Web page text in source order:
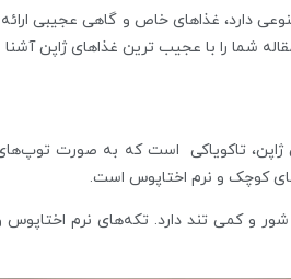
دارد، غذاهای خاص و گاهی عجیبی
شما را با عجیب ترین غذاهای ژاپن آشنا
ژاپن، تاکویاکی است که به صورت
کوچک و نرم اختاپوس است.
و کمی تند دارد. تکه‌های نرم اختاپوس